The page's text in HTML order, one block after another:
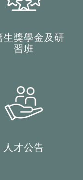
生獎學金及研
習班
人才公告